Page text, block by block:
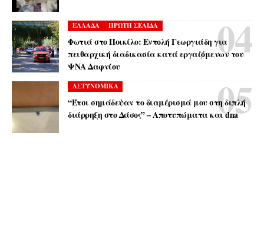
ΕΛΛΑΔΑ ΠΡΩΤΗ ΣΕΛΙΔΑ
Φωτιά στο Ποικίλο: Εντολή Γεωργιάδη για
πειθαρχική διαδικασία κατά εργαζόμενων του
ΨΝΑ Δαφνίου
ΑΣΤΥΝΟΜΙΚΑ
“Έτσι σημάδεψαν το διαμέρισμά μου στη διπλή
διάρρηξη στο Δάσος” – Αποτυπώματα και dna